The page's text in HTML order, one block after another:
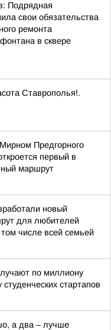
Подрядная
свои обязательства
ремонта
в сквере
Ставрополья!.
Предгорного
первый в
маршрут
новый
для любителей
числе всей семьей
по миллиону
стартапов
а два – лучше